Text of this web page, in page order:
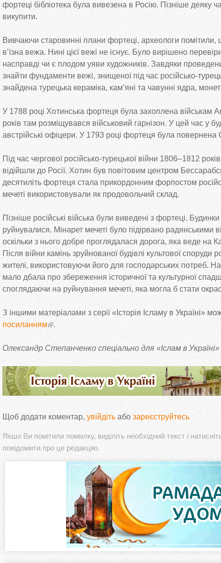
фортеці бібліотека була вивезена в Росію. Пізніше деяку
викупити.
Вивчаючи старовинні плани фортеці, археологи
в’їзна вежа. Нині цієї вежі не існує. Було вирішено
насправді чи є плодом уяви художників. Завдяки
знайти фундаменти вежі, знищеної під час російсько-
знайдена турецька кераміка, кам’яні та чавунні ядра,
У 1788 році Хотинська фортеця була захоплена військам
років там розміщувався військовий гарнізон. У цей час у
австрійські офіцери. У 1793 році фортеця була повернена
Під час чергової російсько-турецької війни 1806–1812
відійшли до Росії. Хотин був повітовим центром
десятиліть фортеця стала прикордонним форпостом
мечеті використовували як продовольчий склад.
Пізніше російські війська були виведені з фортеці.
руйнувалися. Мінарет мечеті було підірвано радянськими
оскільки з нього добре проглядалася дорога, яка веде на
Після війни камінь зруйнованої будівлі культової споруди
жителі, використовуючи його для господарських потреб.
мало дбала про збереження історичної та культурної
споглядаючи на руйнування мечеті, яка могла б стати
З іншими матеріалами з серії «Історія Ісламу в Україні»
посиланням
.
Олександр Степанченко спеціально для «Іслам в Україні»
Щоб додати коментар,увійдіть або зареєструйтесь
Якшо Ви помітили помилку, виділіть необхідний текст і
повідомити про це редакцію.